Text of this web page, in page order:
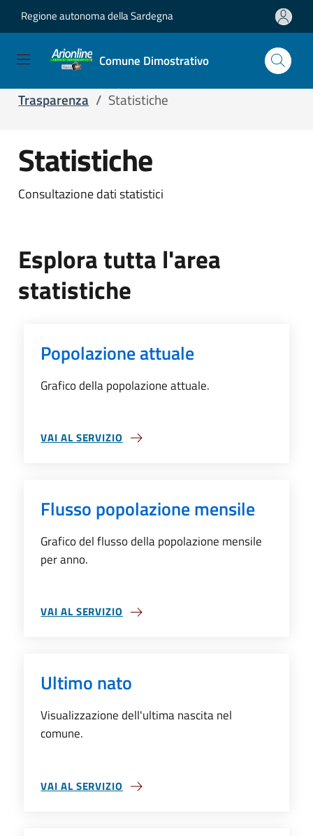
Salta e vai al contenuto
Salta e vai al footer
Regione autonoma della Sardegna
Comune Dimostrativo
Trasparenza / Statistiche
Statistiche
Consultazione dati statistici
Esplora tutta l'area
statistiche
Popolazione attuale
Grafico della popolazione attuale.
VAI AL SERVIZIO
SU POPOLAZIONE ATTUALE
Flusso popolazione mensile
Grafico del flusso della popolazione mensile
per anno.
VAI AL SERVIZIO
SU FLUSSO POPOLAZIONE MENSILE
Ultimo nato
Visualizzazione dell'ultima nascita nel
comune.
VAI AL SERVIZIO
SU ULTIMO NATO